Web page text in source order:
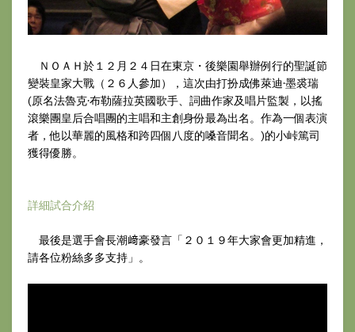
ＮＯＡＨ於１２月２４日在東京・後樂園舉辦例行的聖誕節
變裝皇家大戰（２６人參加），這次由打扮成佛萊迪·墨裘瑞
(原名法魯克·布勒薩拉英國歌手、詞曲作家及唱片監製，以搖
滾樂團皇后合唱團的主唱和主創身份最為出名。作為一個表演
者，他以華麗的風格和跨四個八度的嗓音聞名。)的小峠篤司
獲得優勝。
詳細試合介紹
最後是選手會長潮﨑豪發言「２０１９年大家會更加精進，
請各位粉絲多多支持」。